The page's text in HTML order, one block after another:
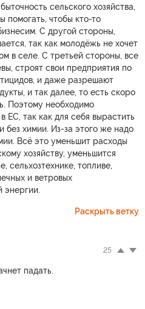
сельского хозяйства,
помогать, чтобы кто-то
С другой стороны,
так как молодёжь не хочет
в селе. С третьей стороны, все
строят свои предприятия по
и даже разрешают
и так далее, то есть скоро
Поэтому необходимо
ЕС, так как для себя вырастить
без химии. Из-за этого же надо
Всё это уменьшит расходы
хозяйству, уменьшится
сельхозтехнике, топливе,
и ветровых
энергии.
Раскрыть ветку
25
падать.